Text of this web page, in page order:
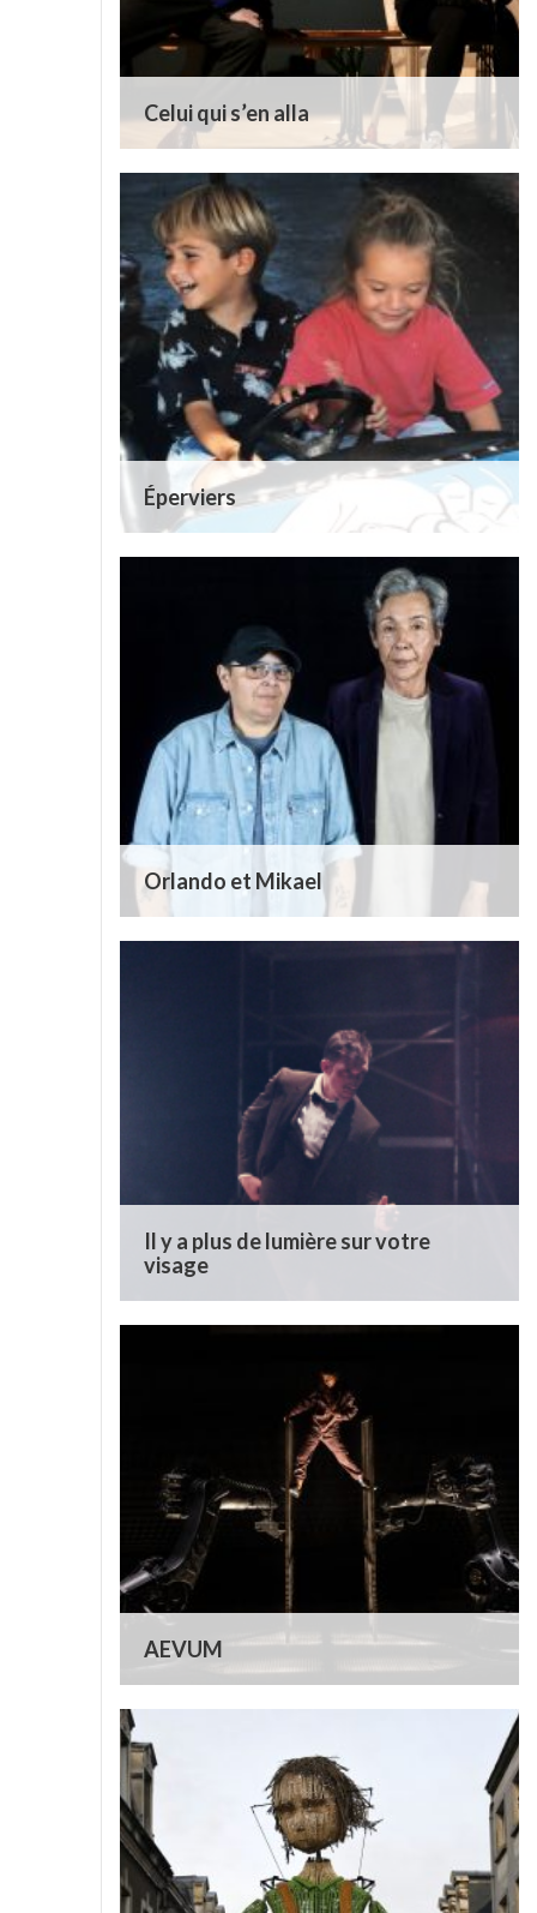
Celui qui s’en alla
Éperviers
Orlando et Mikael
Il y a plus de lumière sur votre
visage
AEVUM